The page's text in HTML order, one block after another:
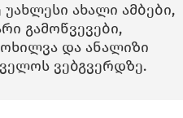
ახალი ამბები,
გამოწვევები,
და ანალიზი
ვებგვერდზე.